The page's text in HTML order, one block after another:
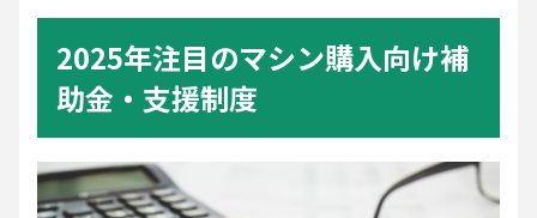
2025年注目のマシン購入向け補
助金・支援制度